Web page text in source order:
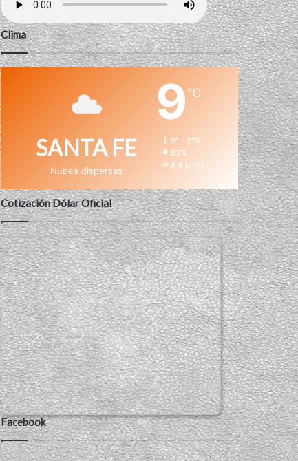
Clima
SANTA FE
Nubes dispersas
9℃
9º - 9º%
83%
6.4 km/h
Cotización Dólar Oficial
Facebook